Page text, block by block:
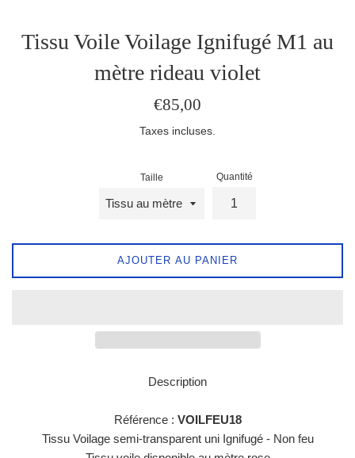
Tissu Voile Voilage Ignifugé M1 au
mètre rideau violet
Prix
€85,00
Taxes incluses.
Taille Quantité
AJOUTER AU PANIER
Description
Référence : VOILFEU18
Tissu Voilage semi-transparent uni Ignifugé - Non feu